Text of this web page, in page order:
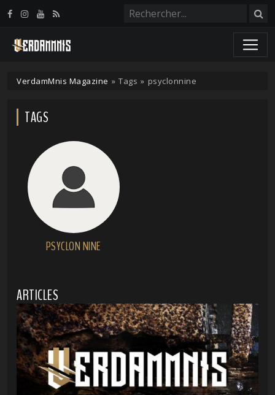
VerdamMnis Magazine » Tags » psyclonnine
TAGS
PSYCLON NINE
ARTICLES
Panneau de gestion des cookies